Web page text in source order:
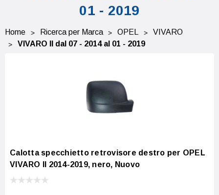
01 - 2019
Home Ricerca per Marca OPEL
VIVARO
VIVARO II dal 07 - 2014 al 01 - 2019
Calotta specchietto retrovisore destro per OPEL
VIVARO II 2014-2019, nero, Nuovo